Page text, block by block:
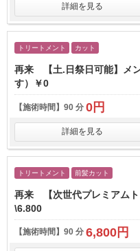
詳細を見る
トリートメント カット
再来 【土.日祭日可能】メ
す）￥0
【施術時間】 90 分 0円
詳細を見る
トリートメント 前髪カット
再来 【次世代プレミアムト
\6.800
【施術時間】 90 分 6,800円